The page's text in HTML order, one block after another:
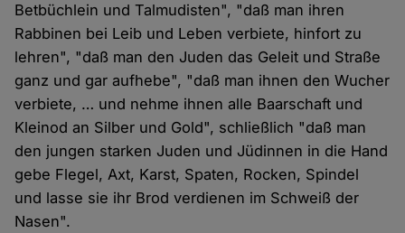
Betbüchlein und Talmudisten", "daß man ihren
Rabbinen bei Leib und Leben verbiete, hinfort zu
lehren", "daß man den Juden das Geleit und Straße
ganz und gar aufhebe", "daß man ihnen den Wucher
verbiete, … und nehme ihnen alle Baarschaft und
Kleinod an Silber und Gold", schließlich "daß man
den jungen starken Juden und Jüdinnen in die Hand
gebe Flegel, Axt, Karst, Spaten, Rocken, Spindel
und lasse sie ihr Brod verdienen im Schweiß der
Nasen".